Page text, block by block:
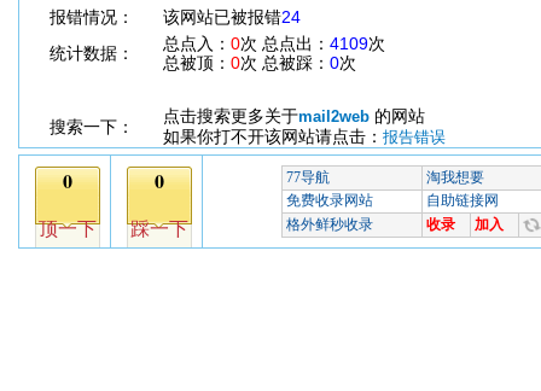
报错情况：
该网站已被报错24
统计数据：
总点入： 0次 总点出： 4109次
总被顶： 0次 总被踩： 0次
搜索一下：
点击搜索更多关于mail2web 的网站
如果你打不开该网站请点击： 报告错误